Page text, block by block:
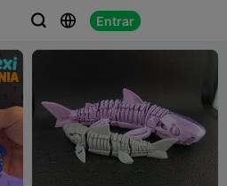
  Entrar
 